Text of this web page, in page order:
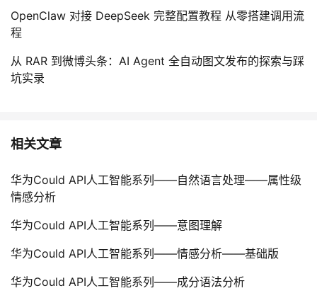
OpenClaw 对接 DeepSeek 完整配置教程 从零搭建调用流
程
从 RAR 到微博头条：AI Agent 全自动图文发布的探索与踩
坑实录
相关文章
华为Could API人工智能系列——自然语言处理——属性级
情感分析
华为Could API人工智能系列——意图理解
华为Could API人工智能系列——情感分析——基础版
华为Could API人工智能系列——成分语法分析